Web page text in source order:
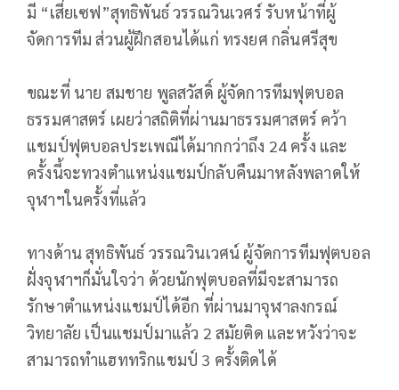
มี “เสี่ยเซฟ”สุทธิพันธ์ วรรณวินเวศร์ รับหน้าที่ผู้
จัดการทีม ส่วนผู้ฝึกสอนได้แก่ ทรงยศ กลิ่นศรีสุข
ขณะที่ นาย สมชาย พูลสวัสดิ์ ผู้จัดการทีมฟุตบอล
ธรรมศาสตร์ เผยว่าสถิติที่ผ่านมาธรรมศาสตร์ คว้า
แชมป์ฟุตบอลประเพณีได้มากกว่าถึง 24 ครั้ง และ
ครั้งนี้จะทวงตำแหน่งแชมป์กลับคืนมาหลังพลาดให้
จุฬาฯในครั้งที่แล้ว
ทางด้าน สุทธิพันธ์ วรรณวินเวศน์ ผู้จัดการทีมฟุตบอล
ฝั่งจุฬาฯก็มั่นใจว่า ด้วยนักฟุตบอลที่มีจะสามารถ
รักษาตำแหน่งแชมป์ได้อีก ที่ผ่านมาจุฬาลงกรณ์
วิทยาลัย เป็นแชมป์มาแล้ว 2 สมัยติด และหวังว่าจะ
สามารถทำแฮททริกแชมป์ 3 ครั้งติดได้